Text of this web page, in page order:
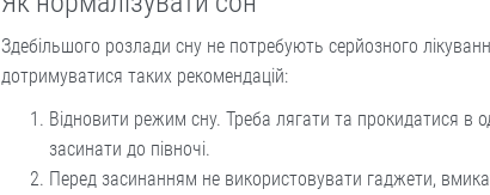
Здебільшого розлади сну не потребують серйозного
дотримуватися таких рекомендацій:
Відновити режим сну. Треба лягати та прокидатися в
засинати до півночі.
Перед засинанням не використовувати гаджети,